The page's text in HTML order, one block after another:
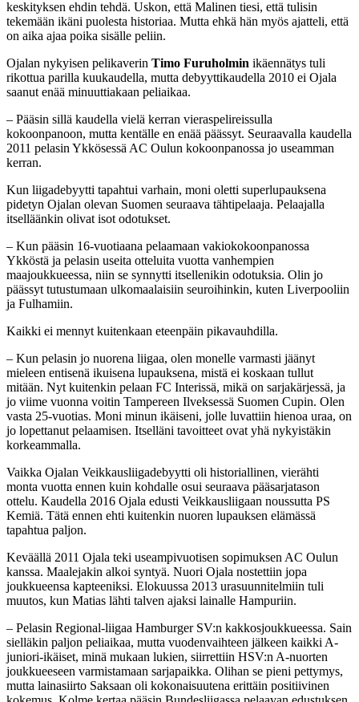
keskityksen ehdin tehdä. Uskon, että Malinen tiesi, että tulisin
tekemään ikäni puolesta historiaa. Mutta ehkä hän myös ajatteli, että
on aika ajaa poika sisälle peliin.
Ojalan nykyisen pelikaverin Timo Furuholmin ikäennätys tuli
rikottua parilla kuukaudella, mutta debyyttikaudella 2010 ei Ojala
saanut enää minuuttiakaan peliaikaa.
– Pääsin sillä kaudella vielä kerran vieraspelireissulla
kokoonpanoon, mutta kentälle en enää päässyt. Seuraavalla kaudella
2011 pelasin Ykkösessä AC Oulun kokoonpanossa jo useamman
kerran.
Kun liigadebyytti tapahtui varhain, moni oletti superlupauksena
pidetyn Ojalan olevan Suomen seuraava tähtipelaaja. Pelaajalla
itselläänkin olivat isot odotukset.
– Kun pääsin 16-vuotiaana pelaamaan vakiokokoonpanossa
Ykköstä ja pelasin useita otteluita vuotta vanhempien
maajoukkueessa, niin se synnytti itsellenikin odotuksia. Olin jo
päässyt tutustumaan ulkomaalaisiin seuroihinkin, kuten Liverpooliin
ja Fulhamiin.
Kaikki ei mennyt kuitenkaan eteenpäin pikavauhdilla.
– Kun pelasin jo nuorena liigaa, olen monelle varmasti jäänyt
mieleen entisenä ikuisena lupauksena, mistä ei koskaan tullut
mitään. Nyt kuitenkin pelaan FC Interissä, mikä on sarjakärjessä, ja
jo viime vuonna voitin Tampereen Ilveksessä Suomen Cupin. Olen
vasta 25-vuotias. Moni minun ikäiseni, jolle luvattiin hienoa uraa, on
jo lopettanut pelaamisen. Itselläni tavoitteet ovat yhä nykyistäkin
korkeammalla.
Vaikka Ojalan Veikkausliigadebyytti oli historiallinen, vierähti
monta vuotta ennen kuin kohdalle osui seuraava pääsarjatason
ottelu. Kaudella 2016 Ojala edusti Veikkausliigaan noussutta PS
Kemiä. Tätä ennen ehti kuitenkin nuoren lupauksen elämässä
tapahtua paljon.
Keväällä 2011 Ojala teki useampivuotisen sopimuksen AC Oulun
kanssa. Maalejakin alkoi syntyä. Nuori Ojala nostettiin jopa
joukkueensa kapteeniksi. Elokuussa 2013 urasuunnitelmiin tuli
muutos, kun Matias lähti talven ajaksi lainalle Hampuriin.
– Pelasin Regional-liigaa Hamburger SV:n kakkosjoukkueessa. Sain
sielläkin paljon peliaikaa, mutta vuodenvaihteen jälkeen kaikki A-
juniori-ikäiset, minä mukaan lukien, siirrettiin HSV:n A-nuorten
joukkueeseen varmistamaan sarjapaikka. Olihan se pieni pettymys,
mutta lainasiirto Saksaan oli kokonaisuutena erittäin positiivinen